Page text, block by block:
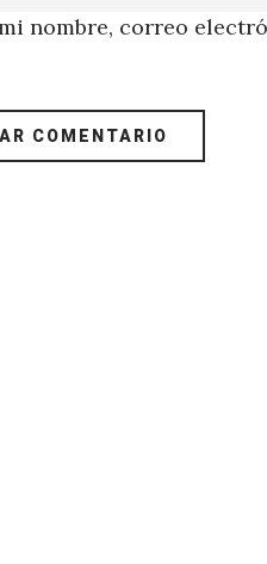
nombre, correo